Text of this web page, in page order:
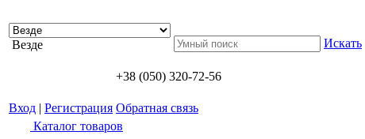
Везде Искать
+38 (050) 320-72-56
Вход | Регистрация Обратная связь
Каталог товаров